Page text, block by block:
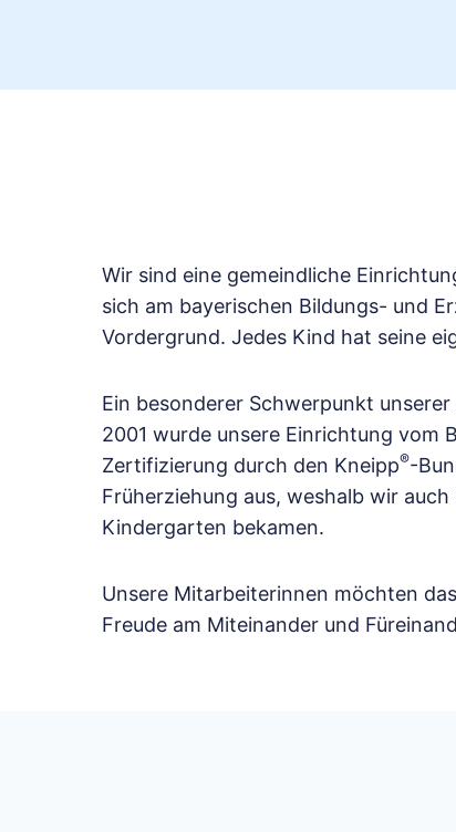
Wir sind eine gemeindliche
sich am bayerischen Bildungs- und
Vordergrund. Jedes Kind hat seine
Ein besonderer Schwerpunkt
2001 wurde unsere Einrichtung vom
Zertifizierung durch den Kneipp®-
Früherziehung aus, weshalb wir
Kindergarten bekamen.
Unsere Mitarbeiterinnen möchten
Freude am Miteinander und